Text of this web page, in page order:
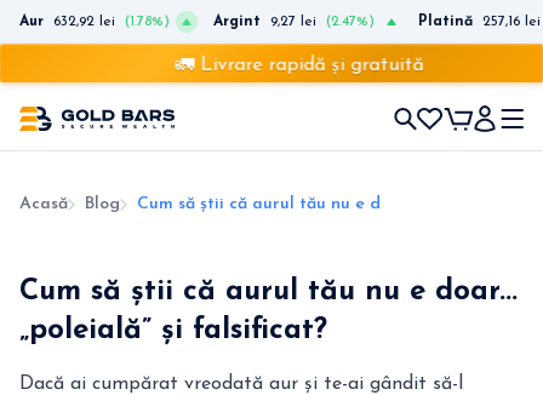
Aur 632,92 lei (1.78%) Argint 9,27 lei (2.47%) Platină 257,16 lei
🚛 Livrare rapidă și gratuită
Acasă Blog Cum să știi că aurul tău nu e doar... „poleială” și
Cum să știi că aurul tău nu e doar...
„poleială” și falsificat?
Dacă ai cumpărat vreodată aur și te-ai gândit să-l